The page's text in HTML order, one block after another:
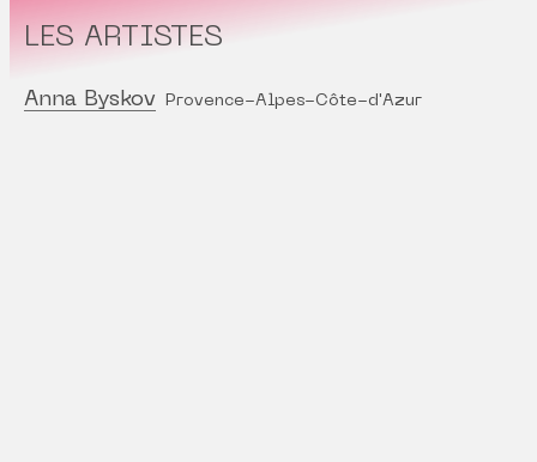
LES ARTISTES
Anna Byskov Provence-Alpes-Côte-d'Azur